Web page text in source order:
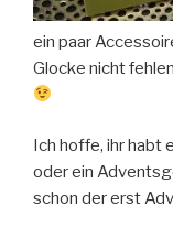
ein paar
Glocke nicht
Ich hoffe, ihr habt
oder ein
schon der erst